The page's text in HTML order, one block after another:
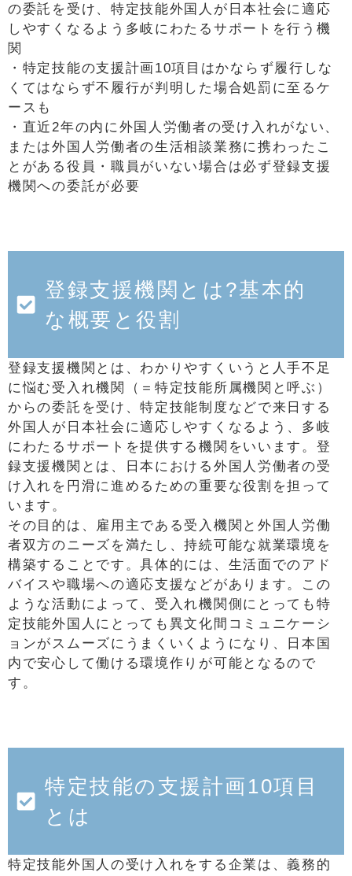
の委託を受け、特定技能外国人が日本社会に適応
しやすくなるよう多岐にわたるサポートを行う機
関
・特定技能の支援計画10項目はかならず履行しな
くてはならず不履行が判明した場合処罰に至るケ
ースも
・直近2年の内に外国人労働者の受け入れがない、
または外国人労働者の生活相談業務に携わったこ
とがある役員・職員がいない場合は必ず登録支援
機関への委託が必要
登録支援機関とは?基本的
な概要と役割
登録支援機関とは、わかりやすくいうと人手不足
に悩む受入れ機関（＝特定技能所属機関と呼ぶ）
からの委託を受け、特定技能制度などで来日する
外国人が日本社会に適応しやすくなるよう、多岐
にわたるサポートを提供する機関をいいます。登
録支援機関とは、日本における外国人労働者の受
け入れを円滑に進めるための重要な役割を担って
います。
その目的は、雇用主である受入機関と外国人労働
者双方のニーズを満たし、持続可能な就業環境を
構築することです。具体的には、生活面でのアド
バイスや職場への適応支援などがあります。この
ような活動によって、受入れ機関側にとっても特
定技能外国人にとっても異文化間コミュニケーシ
ョンがスムーズにうまくいくようになり、日本国
内で安心して働ける環境作りが可能となるので
す。
特定技能の支援計画10項目
とは
特定技能外国人の受け入れをする企業は、義務的